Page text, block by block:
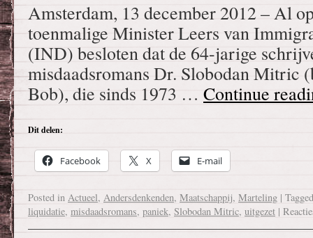
Amsterdam, 13 december 2012 – Al
toenmalige Minister Leers van
(IND) besloten dat de 64-jarige
misdaadsromans Dr. Slobodan Mitric
Bob), die sinds 1973 … Continue
Dit delen:
Facebook X E-mail
Posted in Actueel, Andersdenkenden, Maatschappij, Marteling | Tagged
liquidatie, misdaadsromans, paniek, Slobodan Mitric, uitgezet |